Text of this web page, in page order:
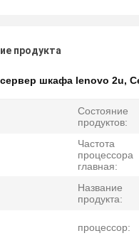
продукта
сервер шкафа lenovo 2u,
Состояние
продуктов:
Частота
процессора
главная:
Название
продукта:
процессор: